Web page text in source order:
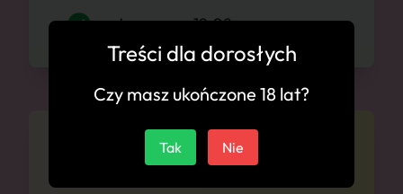
Jaworzno, 12.08
Treści dla dorosłych
Czy masz ukończone 18 lat?
Tak Nie